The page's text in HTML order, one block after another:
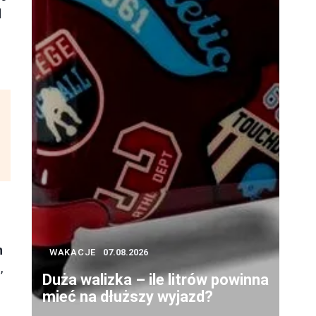
WAKACJE 07.08.2026
Duża walizka – ile litrów powinna
mieć na dłuższy wyjazd?